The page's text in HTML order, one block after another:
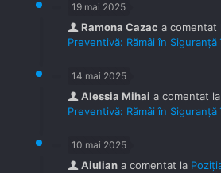
19 mai 2025
Ramona Cazac a comentat
Preventivă: Rămâi în Siguranță
14 mai 2025
Alessia Mihai a comentat la
Preventivă: Rămâi în Siguranță
10 mai 2025
Aiulian a comentat la